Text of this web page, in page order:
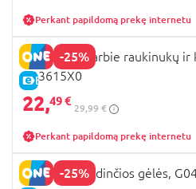
Perkant papildomą prekę internetu
-25%
E-KAINA
PLAY-DOH Barbie raukinukų ir
G13615X0
22,49 €
29,99 €
Perkant papildomą prekę internetu
-25%
PLAY-DOH žydinčios gėlės,